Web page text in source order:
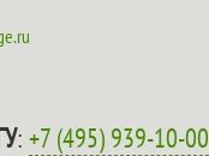
:+7 (495) 939-10-00